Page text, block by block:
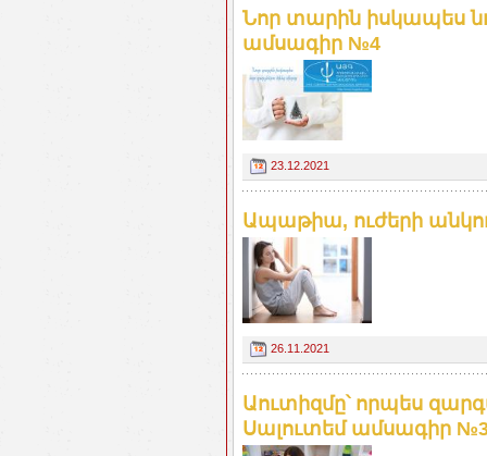
Նոր տարին իսկապես
ամսագիր №4
23.12.2021
Ապաթիա, ուժերի
26.11.2021
Աուտիզմը՝ որպես
Սալուտեմ ամսագիր